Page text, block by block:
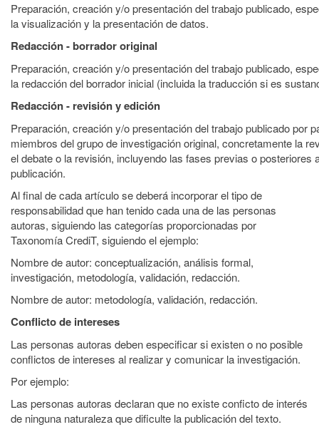
Preparación, creación y/o presentación del trabajo publicado,
la visualización y la presentación de datos.
Redacción - borrador original
Preparación, creación y/o presentación del trabajo publicado,
la redacción del borrador inicial (incluida la traducción si es
Redacción - revisión y edición
Preparación, creación y/o presentación del trabajo publicado por
miembros del grupo de investigación original, concretamente la
el debate o la revisión, incluyendo las fases previas o posteriores
publicación.
Al final de cada artículo se deberá incorporar el tipo de
responsabilidad que han tenido cada una de las personas
autoras, siguiendo las categorías proporcionadas por
Taxonomía CrediT, siguiendo el ejemplo:
Nombre de autor: conceptualización, análisis formal,
investigación, metodología, validación, redacción.
Nombre de autor: metodología, validación, redacción.
Conflicto de intereses
Las personas autoras deben especificar si existen o no posible
conflictos de intereses al realizar y comunicar la investigación.
Por ejemplo:
Las personas autoras declaran que no existe conficto de interés
de ninguna naturaleza que dificulte la publicación del texto.